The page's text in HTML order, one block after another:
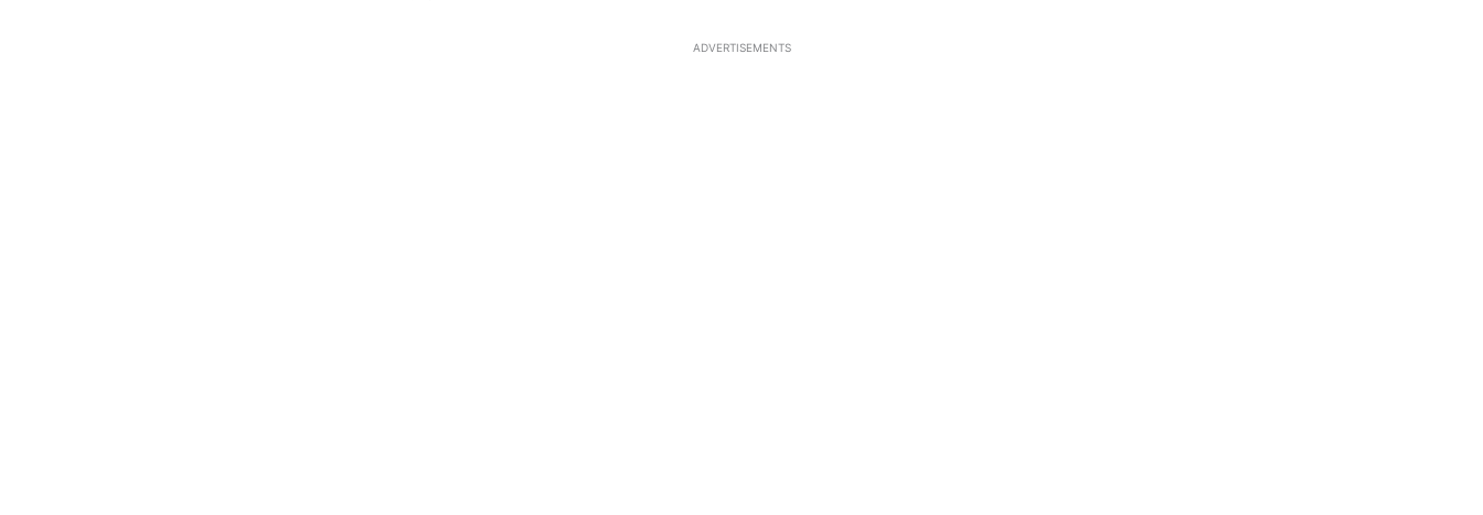
ADVERTISEMENTS